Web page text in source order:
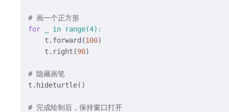
# 画一个正方形
for
in range(4):
t.forward(100)
t.right(90)
# 隐藏画笔
t.hideturtle()
# 完成绘制后，保持窗口打开